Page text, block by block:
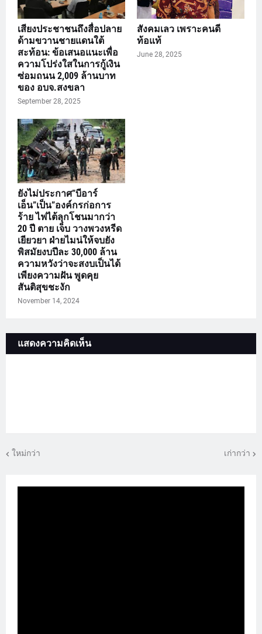
เสียงประชาชนถึงสื่อปลาย
ด้ามขวานชายแดนใต้
สะท้อน: ข้อเสนอแนะเพื่อ
ความโปร่งใสในการกู้เงิน
ซ่อมถนน 2,009 ล้านบาท
ของ อบจ.สงขลา
September 28, 2025
สังคมเลว เพราะคนดี
ท้อแท้
June 28, 2025
ยังไม่ประกาศ”บีอาร์
เอ็น”เป็น”องค์กรก่อการ
ร้าย ไฟไต้ลุกโชนมากว่า
20 ปี ตาย เจ็บ วางพวงหรีด
เยียวยา ฝ่ายไมน่ให้จบยัง
พิสมัยงบปีละ 30,000 ล้าน
ความหวังว่าจะสงบเป็นได้
เพียงความฝัน พูดคุย
สันติสุขชะงัก
November 14, 2024
แสดงความคิดเห็น
ใหม่กว่า เก่ากว่า